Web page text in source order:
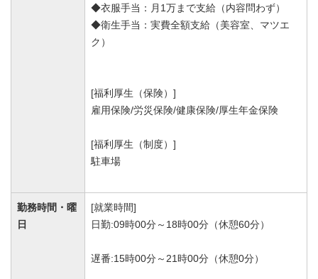
◆衣服手当：月1万まで支給（内容問わず）
◆衛生手当：実費全額支給（美容室、マツエ
ク）
[福利厚生（保険）]
雇用保険/労災保険/健康保険/厚生年金保険
[福利厚生（制度）]
駐車場
勤務時間・曜
日
[就業時間]
日勤:09時00分～18時00分（休憩60分）
遅番:15時00分～21時00分（休憩0分）